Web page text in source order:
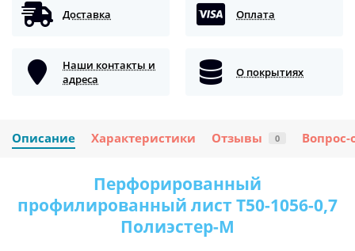
Доставка Оплата
Наши контакты и
адреса
О покрытиях
Описание Характеристики Отзывы 0 Вопрос-
Перфорированный
профилированный лист Т50-1056-0,7
Полиэстер-М